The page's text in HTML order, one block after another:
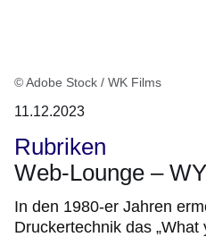
© Adobe Stock / WK Films
11.12.2023
Rubriken
Web-Lounge –
In den 1980-er Jahren
Druckertechnik das